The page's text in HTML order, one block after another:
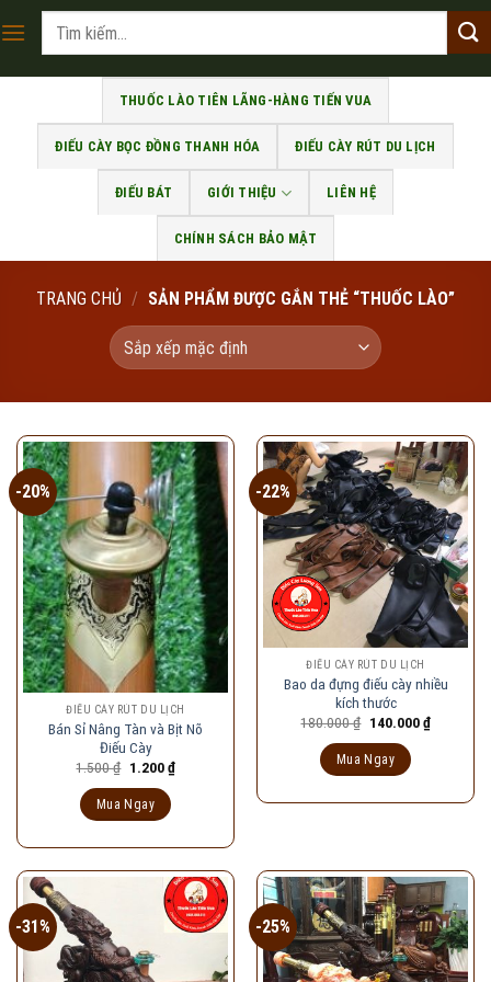
to
Tìm
THUỐC LÀO TIÊN LÃNG-HÀNG TIẾN VUA
ĐIẾU CÀY BỌC ĐỒNG THANH HÓA ĐIẾU CÀY RÚT DU LỊCH
ĐIẾU BÁT GIỚI THIỆU LIÊN HỆ
CHÍNH SÁCH BẢO MẬT
TRANG CHỦ / SẢN PHẨM ĐƯỢC GẮN THẺ “THUỐC LÀO”
-20%
ĐIẾU CÀY RÚT DU LỊCH
Bán Sỉ Nâng Tàn và Bịt Nõ
Điếu Cày
1.500₫ Giá
1.500 ₫.
1.200₫Giá
hiện
Mua Ngay
-22%
ĐIẾU CÀY RÚT DU LỊCH
Bao da đựng điếu cày nhiều
kích thước
180.000₫ Giá
180.000 ₫.
140.000₫Giá
hiện
Mua Ngay
-31% -25%